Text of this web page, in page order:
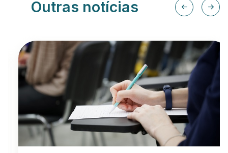
Outras notícias